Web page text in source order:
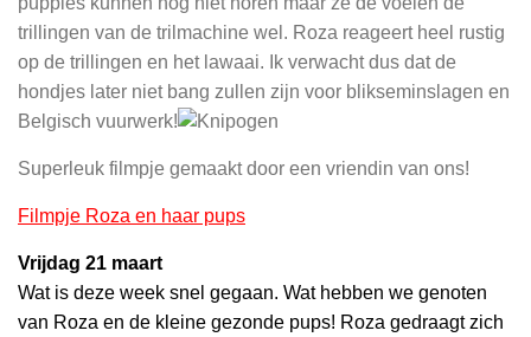
trillingen van de trilmachine wel. Roza reageert heel rustig
op de trillingen en het lawaai. Ik verwacht dus dat de
hondjes later niet bang zullen zijn voor blikseminslagen en
Belgisch vuurwerk!
Superleuk filmpje gemaakt door een vriendin van ons!
Filmpje Roza en haar pups
Vrijdag 21 maart
Wat is deze week snel gegaan. Wat hebben we genoten
van Roza en de kleine gezonde pups! Roza gedraagt zich